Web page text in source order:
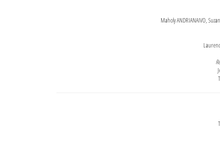
Maholy ANDRIANAIVO,